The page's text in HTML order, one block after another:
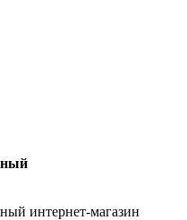
интернет-магазин